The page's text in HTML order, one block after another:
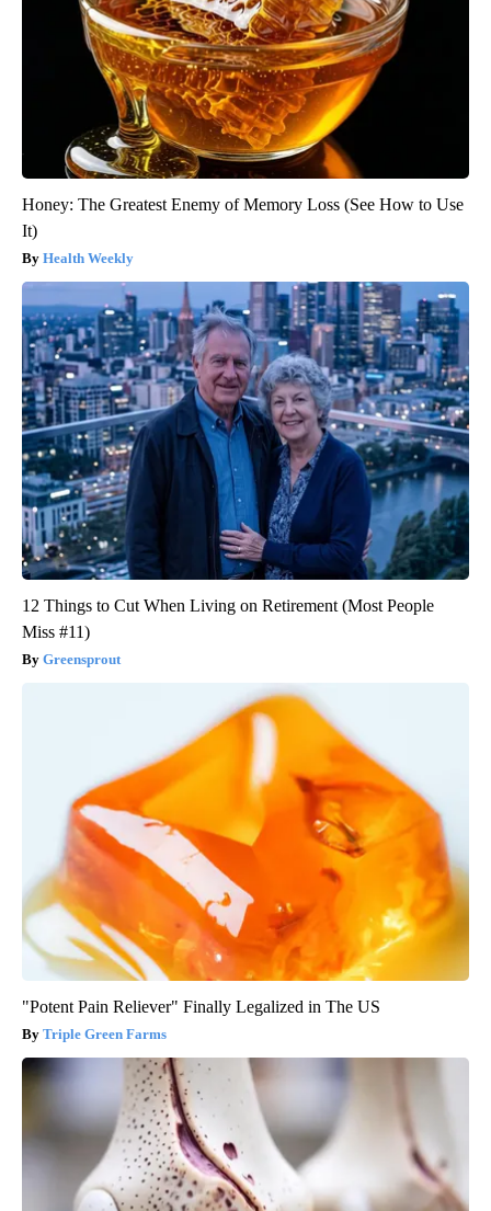
Honey: The Greatest Enemy of Memory Loss (See How to Use
It)
Health Weekly
12 Things to Cut When Living on Retirement (Most People
Miss #11)
Greensprout
"Potent Pain Reliever" Finally Legalized in The US
Triple Green Farms